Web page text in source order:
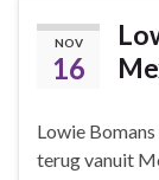
NOV
16
Lowie
terug vanuit